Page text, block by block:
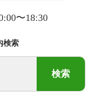
〜18:30
検索
検索